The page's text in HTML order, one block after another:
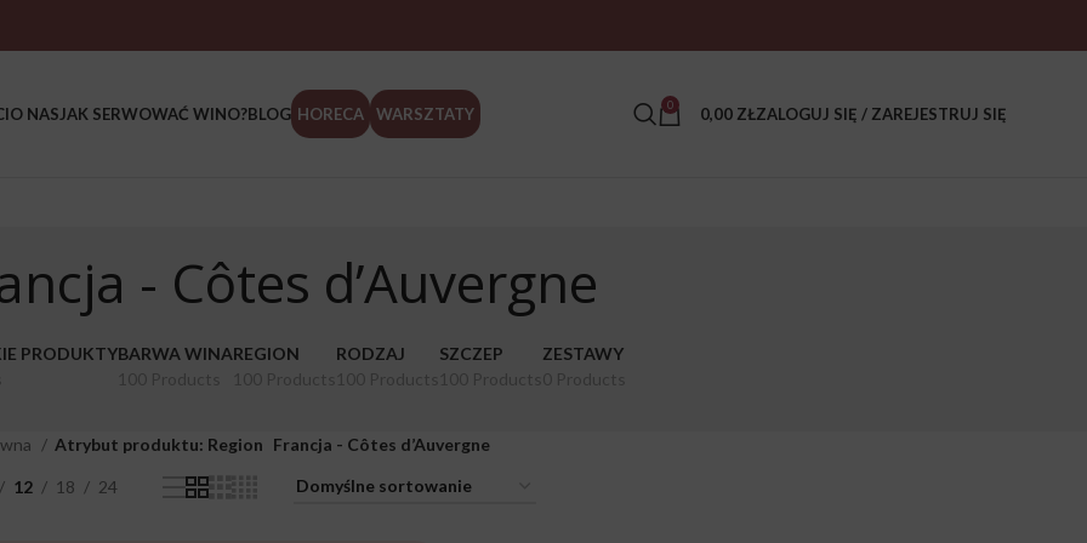
O NASJAK SERWOWAĆ WINO?BLOG HORECA WARSZTATY 0 0,00 ZŁZALOGUJ SIĘ / ZAREJESTRUJ SIĘ
- Côtes d’Auvergne
PRODUKTYBARWA WINAREGION
RODZAJ
SZCZEP
ZESTAWY
Atrybut produktu: Region Francja - Côtes d’Auvergne
12 18 24